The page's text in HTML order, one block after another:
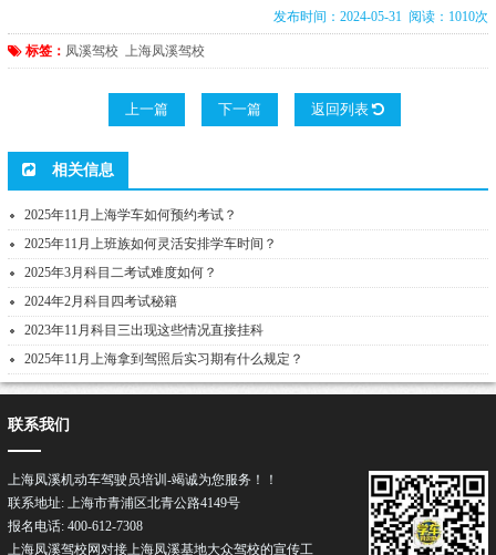
发布时间：2024-05-31 阅读：1010次
标签： 凤溪驾校 上海凤溪驾校
上一篇 下一篇 返回列表
相关信息
2025年11月上海学车如何预约考试？
2025年11月上班族如何灵活安排学车时间？
2025年3月科目二考试难度如何？
2024年2月科目四考试秘籍
2023年11月科目三出现这些情况直接挂科
2025年11月上海拿到驾照后实习期有什么规定？
联系我们
上海凤溪机动车驾驶员培训-竭诚为您服务！！
联系地址: 上海市青浦区北青公路4149号
报名电话: 400-612-7308
上海凤溪驾校网对接上海凤溪基地大众驾校的宣传工